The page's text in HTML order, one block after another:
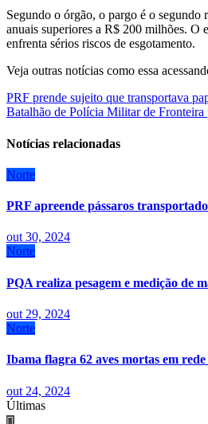
Segundo o órgão, o pargo é o segundo
anuais superiores a R$ 200 milhões. O
enfrenta sérios riscos de esgotamento.
Veja outras notícias como essa
Navegação
de
Post
PRF prende sujeito que transportava
Batalhão de Polícia Militar de Fronteira
Notícias relacionadas
Norte
PRF apreende pássaros
out 30, 2024
Norte
PQA realiza pesagem e medição de
out 29, 2024
Norte
Ibama flagra 62 aves mortas em
out 24, 2024
Últimas